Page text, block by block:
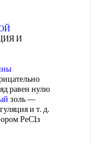
И
равен нулю
золь —
и т. д.
РеС1з